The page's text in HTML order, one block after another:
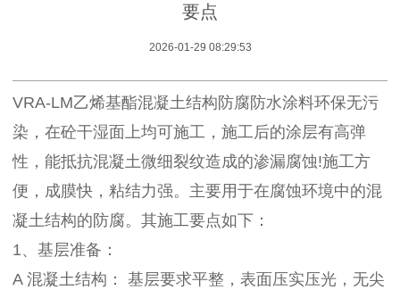
要点
2026-01-29 08:29:53
VRA-LM乙烯基酯混凝土结构防腐防水涂料环保无污
染，在砼干湿面上均可施工，施工后的涂层有高弹
性，能抵抗混凝土微细裂纹造成的渗漏腐蚀!施工方
便，成膜快，粘结力强。主要用于在腐蚀环境中的混
凝土结构的防腐。其施工要点如下：
1、基层准备：
A 混凝土结构： 基层要求平整，表面压实压光，无尖